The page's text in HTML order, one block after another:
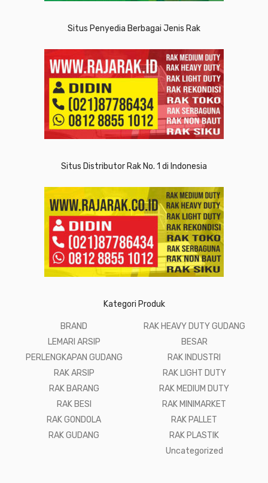
Situs Penyedia Berbagai Jenis Rak
Situs Distributor Rak No. 1 di Indonesia
Kategori Produk
BRAND
LEMARI ARSIP
PERLENGKAPAN GUDANG
RAK ARSIP
RAK BARANG
RAK BESI
RAK GONDOLA
RAK GUDANG
RAK HEAVY DUTY GUDANG
BESAR
RAK INDUSTRI
RAK LIGHT DUTY
RAK MEDIUM DUTY
RAK MINIMARKET
RAK PALLET
RAK PLASTIK
Uncategorized